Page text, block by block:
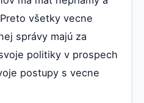
všetky vecne
správy majú za
politiky v prospech
postupy s vecne